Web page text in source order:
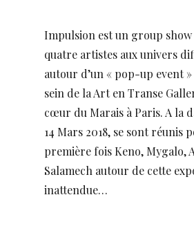
Impulsion est un group
quatre artistes aux univers
autour d’un « pop-up event
sein de la Art en Transe
cœur du Marais à Paris. A la
14 Mars 2018, se sont réunis
première fois Keno, Mygalo,
Salamech autour de cette
inattendue…